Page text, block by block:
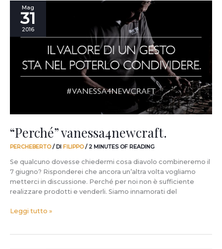
Mag
31
2016
“Perché” vanessa4newcraft.
PERCHEBERTO/ DI FILIPPO/2 MINUTES OF READING
Se qualcuno dovesse chiedermi cosa diavolo combineremo il
7 giugno? Risponderei che ancora un’altra volta vogliamo
metterci in discussione. Perché per noi non è sufficiente
realizzare prodotti e venderli. Siamo innamorati del
“Perché”
vanessa4newcraft.
Leggi tutto »